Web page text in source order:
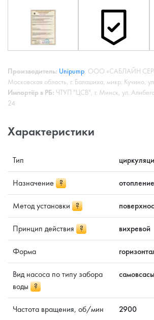
Производитель: Unipump, ООО «САБЛАЙН
Московская область, г. Балашиха, микр. Кучино,
Импортёр в РБ: ЧТУП "ЦСВ", г. Минск, ул.
24
Характеристики
Тип
Назначение ? отопление
Метод установки ?
Принцип действия ? вихревой
Форма
Вид насоса по типу забора
воды ?
Частота вращения, об/мин 2900